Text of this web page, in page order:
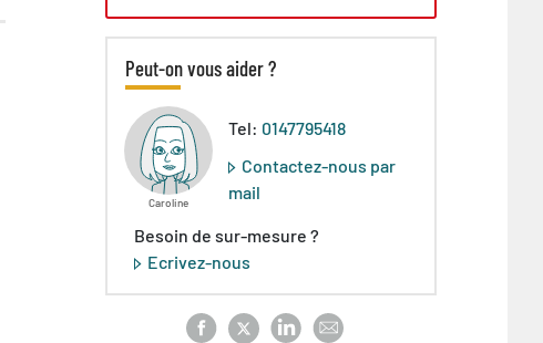
Peut-on vous aider ?
Caroline
Tel: 0147795418
Contactez-nous par
mail
Besoin de sur-mesure ?
Ecrivez-nous